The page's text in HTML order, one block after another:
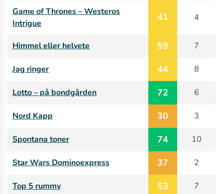
Game of Thrones – Westeros
Intrigue
41 4
Himmel eller helvete 59 7
Jag ringer 44 8
Lotto – på bondgården 72 6
Nord Kapp 30 3
Spontana toner 74 10
Star Wars Dominoexpress 37 2
Top 5 rummy 53 7